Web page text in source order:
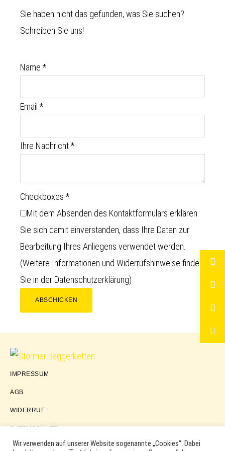
Sie haben nicht das gefunden, was Sie suchen?
Schreiben Sie uns!
Name *
Email *
Ihre Nachricht*
Checkboxes *
Mit dem Absenden des Kontaktformulars erklären
Sie sich damit einverstanden, dass Ihre Daten zur
Bearbeitung Ihres Anliegens verwendet werden.
(Weitere Informationen und Widerrufshinweise finden
Sie in der Datenschutzerklärung)
ABSCHICKEN
Störmer
IMPRESSUM
AGB
WIDERRUF
DATENSCHUTZ
Wir verwenden auf unserer Website sogenannte „Cookies“. Dabei